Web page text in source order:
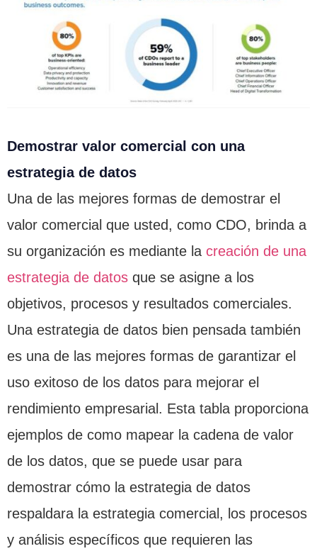
Demostrar valor comercial con una
estrategia de datos
Una de las mejores formas de demostrar el
valor comercial que usted, como CDO, brinda a
su organización es mediante la creación de una
estrategia de datos que se asigne a los
objetivos, procesos y resultados comerciales.
Una estrategia de datos bien pensada también
es una de las mejores formas de garantizar el
uso exitoso de los datos para mejorar el
rendimiento empresarial. Esta tabla proporciona
ejemplos de como mapear la cadena de valor
de los datos, que se puede usar para
demostrar cómo la estrategia de datos
respaldara la estrategia comercial, los procesos
y análisis específicos que requieren las